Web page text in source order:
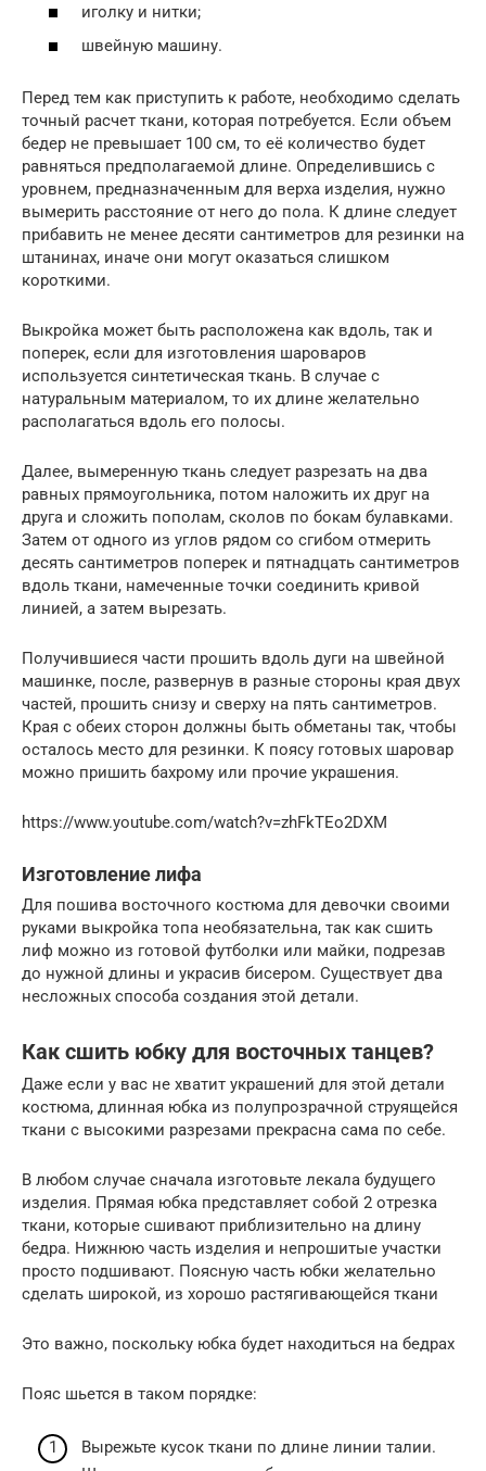
иголку и нитки;
швейную машину.
Перед тем как приступить к работе, необходимо сделать
точный расчет ткани, которая потребуется. Если объем
бедер не превышает 100 см, то её количество будет
равняться предполагаемой длине. Определившись с
уровнем, предназначенным для верха изделия, нужно
вымерить расстояние от него до пола. К длине следует
прибавить не менее десяти сантиметров для резинки на
штанинах, иначе они могут оказаться слишком
короткими.
Выкройка может быть расположена как вдоль, так и
поперек, если для изготовления шароваров
используется синтетическая ткань. В случае с
натуральным материалом, то их длине желательно
располагаться вдоль его полосы.
Далее, вымеренную ткань следует разрезать на два
равных прямоугольника, потом наложить их друг на
друга и сложить пополам, сколов по бокам булавками.
Затем от одного из углов рядом со сгибом отмерить
десять сантиметров поперек и пятнадцать сантиметров
вдоль ткани, намеченные точки соединить кривой
линией, а затем вырезать.
Получившиеся части прошить вдоль дуги на швейной
машинке, после, развернув в разные стороны края двух
частей, прошить снизу и сверху на пять сантиметров.
Края с обеих сторон должны быть обметаны так, чтобы
осталось место для резинки. К поясу готовых шаровар
можно пришить бахрому или прочие украшения.
https://www.youtube.com/watch?v=zhFkTEo2DXM
Изготовление лифа
Для пошива восточного костюма для девочки своими
руками выкройка топа необязательна, так как сшить
лиф можно из готовой футболки или майки, подрезав
до нужной длины и украсив бисером. Существует два
несложных способа создания этой детали.
Как сшить юбку для восточных танцев?
Даже если у вас не хватит украшений для этой детали
костюма, длинная юбка из полупрозрачной струящейся
ткани с высокими разрезами прекрасна сама по себе.
В любом случае сначала изготовьте лекала будущего
изделия. Прямая юбка представляет собой 2 отрезка
ткани, которые сшивают приблизительно на длину
бедра. Нижнюю часть изделия и непрошитые участки
просто подшивают. Поясную часть юбки желательно
сделать широкой, из хорошо растягивающейся ткани
Это важно, поскольку юбка будет находиться на бедрах
Пояс шьется в таком порядке:
Вырежьте кусок ткани по длине линии талии.